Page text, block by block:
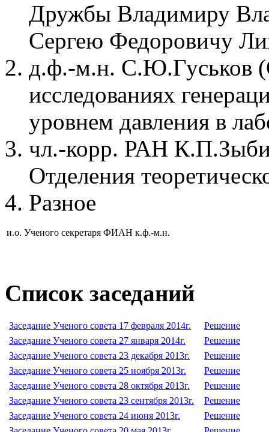
Дружбы Владимиру
Сергею Федоровичу
д.ф.-м.н. С.Ю.Гуськов
исследованиях
уровнем давления в
чл.-корр. РАН
Отделения
Разное
и.о. Ученого секретаря ФИАН к.ф.-м.н.
Список заседаний
Заседание Ученого совета 17 февраля 2014г.
Решение
Заседание Ученого совета 27 января 2014г.
Решение
Заседание Ученого совета 23 декабря 2013г.
Решение
Заседание Ученого совета 25 ноября 2013г.
Решение
Заседание Ученого совета 28 октября 2013г.
Решение
Заседание Ученого совета 23 сентября 2013г.
Решение
Заседание Ученого совета 24 июня 2013г.
Решение